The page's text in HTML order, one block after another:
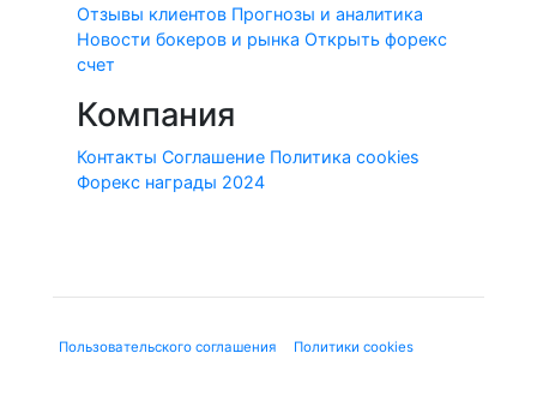
Отзывы клиентов Прогнозы и аналитика
Новости бокеров и рынка Открыть форекс
счет
Компания
Контакты Соглашение Политика cookies
Форекс награды 2024
Пользовательского соглашения Политики cookies